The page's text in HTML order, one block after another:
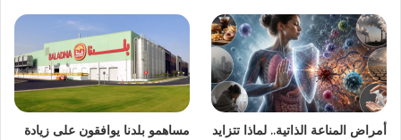
أمراض المناعة الذاتية.. لماذا تتزايد
مساهمو بلدنا يوافقون على زيادة